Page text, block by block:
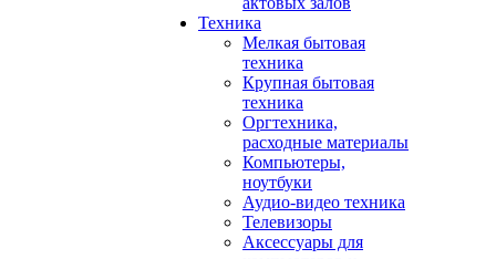
Техника
Мелкая бытовая
техника
Крупная бытовая
техника
Оргтехника,
расходные материалы
Компьютеры,
ноутбуки
Аудио-видео техника
Телевизоры
Аксессуары для